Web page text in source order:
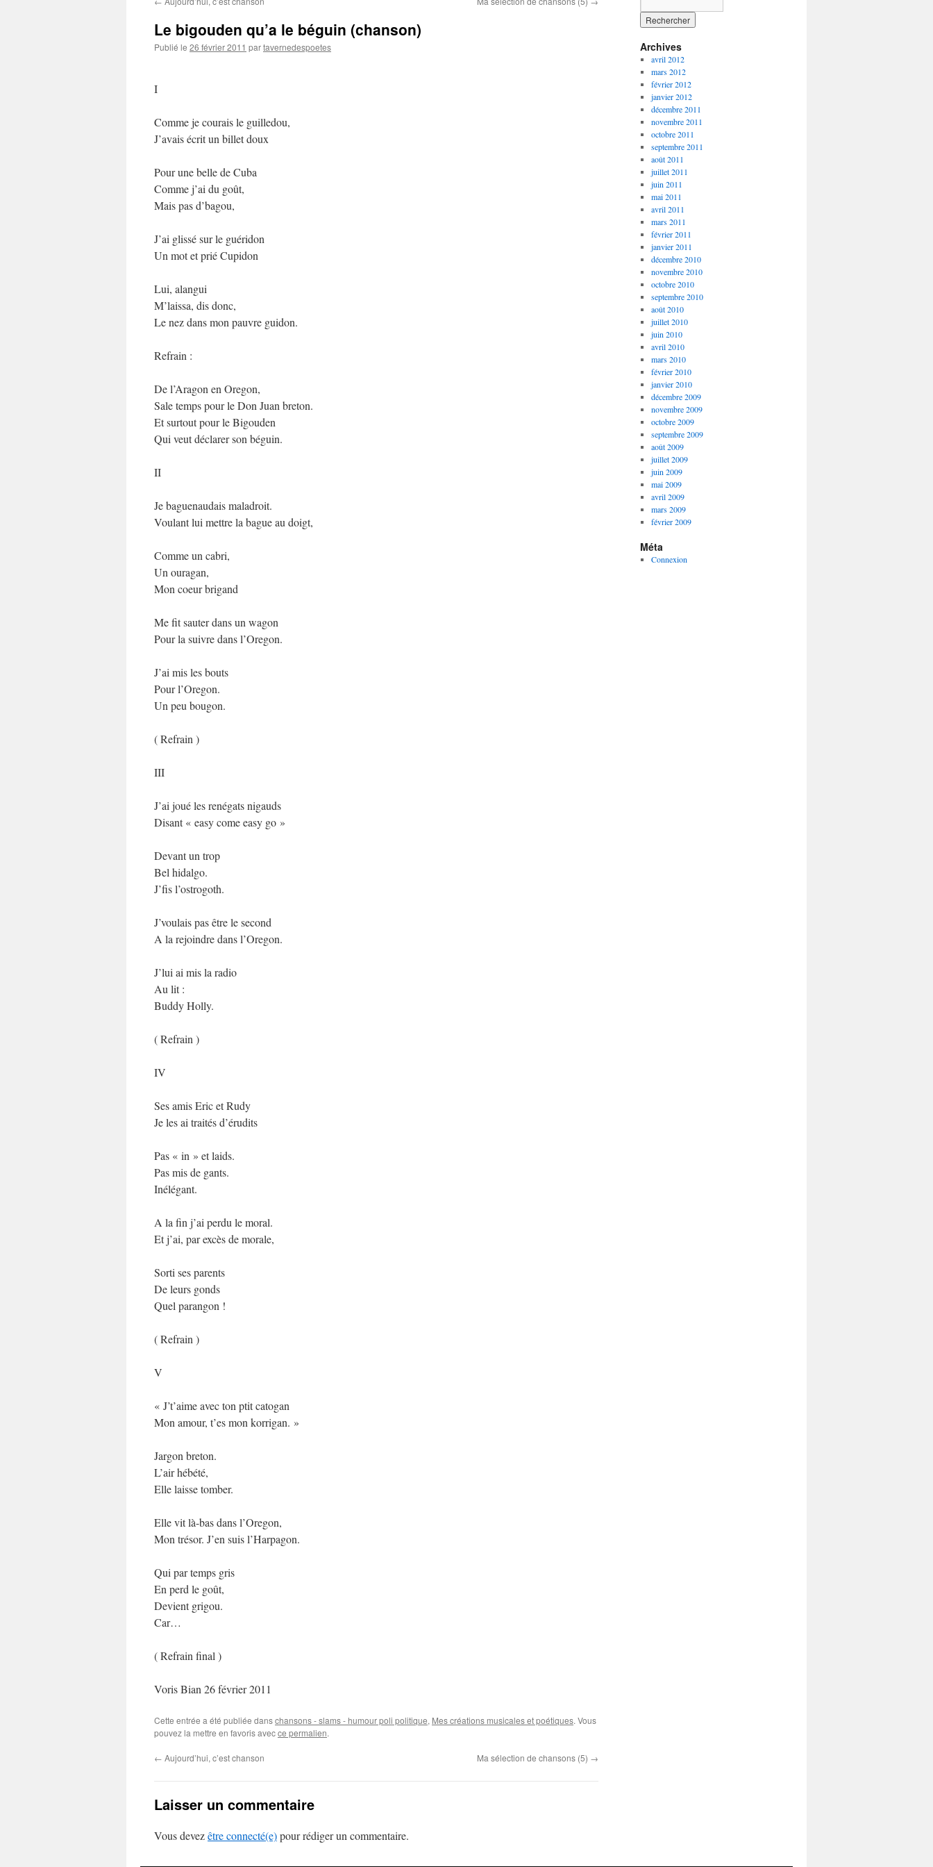
contenu
Le bigouden qu’a le béguin (chanson)
Publié le 26 février 2011 partavernedespoetes
I
Comme je courais le guilledou,
J’avais écrit un billet doux
Pour une belle de Cuba
Comme j’ai du goût,
Mais pas d’bagou,
J’ai glissé sur le guéridon
Un mot et prié Cupidon
Lui, alangui
M’laissa, dis donc,
Le nez dans mon pauvre guidon.
Refrain :
De l’Aragon en Oregon,
Sale temps pour le Don Juan breton.
Et surtout pour le Bigouden
Qui veut déclarer son béguin.
II
Je baguenaudais maladroit.
Voulant lui mettre la bague au doigt,
Comme un cabri,
Un ouragan,
Mon coeur brigand
Me fit sauter dans un wagon
Pour la suivre dans l’Oregon.
J’ai mis les bouts
Pour l’Oregon.
Un peu bougon.
( Refrain )
III
J’ai joué les renégats nigauds
Disant « easy come easy go »
Devant un trop
Bel hidalgo.
J’fis l’ostrogoth.
J’voulais pas être le second
A la rejoindre dans l’Oregon.
J’lui ai mis la radio
Au lit :
Buddy Holly.
( Refrain )
IV
Ses amis Eric et Rudy
Je les ai traités d’érudits
Pas « in » et laids.
Pas mis de gants.
Inélégant.
A la fin j’ai perdu le moral.
Et j’ai, par excès de morale,
Sorti ses parents
De leurs gonds
Quel parangon !
( Refrain )
V
« J’t’aime avec ton ptit catogan
Mon amour, t’es mon korrigan. »
Jargon breton.
L’air hébété,
Elle laisse tomber.
Elle vit là-bas dans l’Oregon,
Mon trésor. J’en suis l’Harpagon.
Qui par temps gris
En perd le goût,
Devient grigou.
Car…
( Refrain final )
Voris Bian 26 février 2011
Cette entrée a été publiée danschansons - slams - humour poli politique, Mes créations musicales et poétiques. Vous
pouvez la mettre en favoris avecce permalien.
← Aujourd’hui, c’est chanson Ma sélection de chansons (5) →
Laisser un commentaire
Vous devezêtre connecté(e)pour rédiger un commentaire.
Archives
avril 2012
mars 2012
février 2012
janvier 2012
décembre 2011
novembre 2011
octobre 2011
septembre 2011
août 2011
juillet 2011
juin 2011
mai 2011
avril 2011
mars 2011
février 2011
janvier 2011
décembre 2010
novembre 2010
octobre 2010
septembre 2010
août 2010
juillet 2010
juin 2010
avril 2010
mars 2010
février 2010
janvier 2010
décembre 2009
novembre 2009
octobre 2009
septembre 2009
août 2009
juillet 2009
juin 2009
mai 2009
avril 2009
mars 2009
février 2009
Méta
Connexion